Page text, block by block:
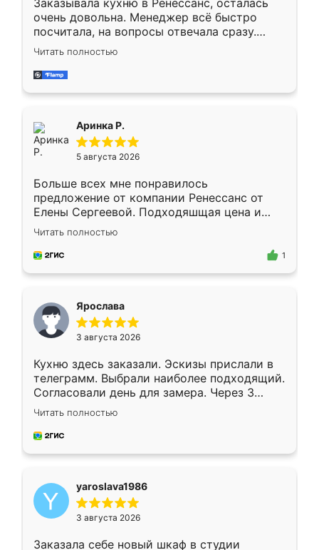
Заказывала кухню в Ренессанс, осталась
очень довольна. Менеджер всё быстро
посчитала, на вопросы отвечала сразу.
Замерщик приехал в субботу, подошёл к
делу со всей ответственностью. Собрали
за день, ребята работали аккуратно, даже
Читать полностью
Аринка Р.
5 августа 2026
Больше всех мне понравилось
предложение от компании Ренессанс от
Елены Сергеевой. Подходяшщая цена и
короткие сроки изготовления. Приехавший
для замера сотрудник Владислав
предложил по моему эскизу самый
Читать полностью
1
Ярослава
3 августа 2026
Кухню здесь заказали. Эскизы прислали в
телеграмм. Выбрали наиболее подходящий.
Согласовали день для замера. Через 3
недели кухня была уже готова. Остались
довольны работой. Спасибо Ренессанс
мебель за качественную работу!
Читать полностью
yaroslava1986
3 августа 2026
Заказала себе новый шкаф в студии